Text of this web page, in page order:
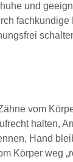
und
vom
halten,
Hand
Körper weg